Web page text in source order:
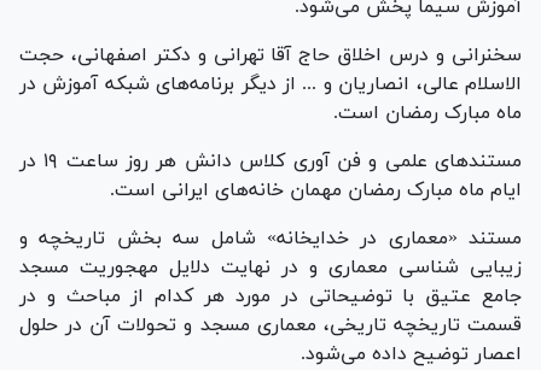
آموزش سیما پخش می‌شود.
سخنرانی و درس اخلاق حاج آقا تهرانی و دکتر اصفهانی، حجت
الاسلام عالی، انصاریان و ... از دیگر برنامه‌های شبکه آموزش در
ماه مبارک رمضان است.
مستند‌های علمی و فن آوری کلاس دانش هر روز ساعت ۱۹ در
ایام ماه مبارک رمضان مهمان خانه‌های ایرانی است.
مستند «معماری در خدایخانه» شامل سه بخش تاریخچه و
زیبایی شناسی معماری و در نهایت دلایل مهجوریت مسجد
جامع عتیق با توضیحاتی در مورد هر کدام از مباحث و در
قسمت تاریخچه تاریخی، معماری مسجد و تحولات آن در حلول
اعصار توضیح داده می‌شود.